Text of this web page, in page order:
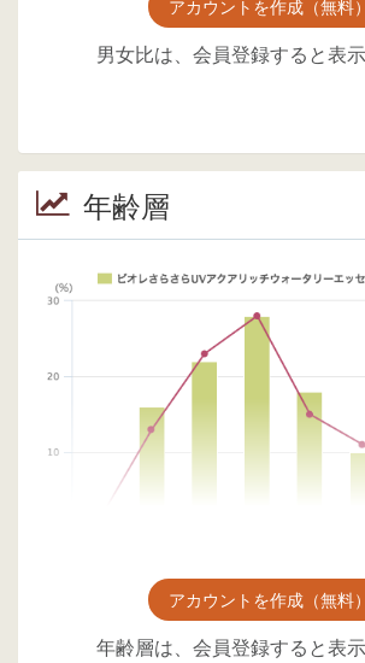
アカウントを作成（無料）
男女比は、会員登録すると表
年齢層
アカウントを作成（無料）
年齢層は、会員登録すると表